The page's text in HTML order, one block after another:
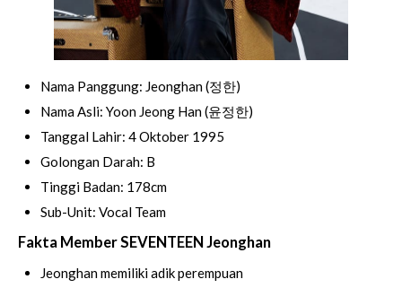
Nama Panggung: Jeonghan (정한)
Nama Asli: Yoon Jeong Han (윤정한)
Tanggal Lahir: 4 Oktober 1995
Golongan Darah: B
Tinggi Badan: 178cm
Sub-Unit: Vocal Team
Fakta Member SEVENTEEN Jeonghan
Jeonghan memiliki adik perempuan